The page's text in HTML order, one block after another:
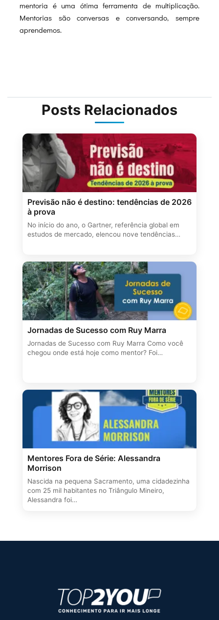
mentoria é uma ótima ferramenta de multiplicação.
Mentorias são conversas e conversando, sempre
aprendemos.
Posts Relacionados
Previsão não é destino: tendências de 2026
à prova
No início do ano, o Gartner, referência global em
estudos de mercado, elencou nove tendências…
Jornadas de Sucesso com Ruy Marra
Jornadas de Sucesso com Ruy Marra Como você
chegou onde está hoje como mentor? Foi…
Mentores Fora de Série: Alessandra
Morrison
Nascida na pequena Sacramento, uma cidadezinha
com 25 mil habitantes no Triângulo Mineiro,
Alessandra foi…